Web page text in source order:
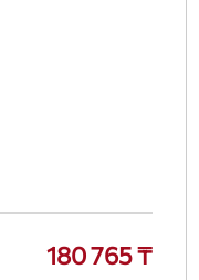
180 765 ₸